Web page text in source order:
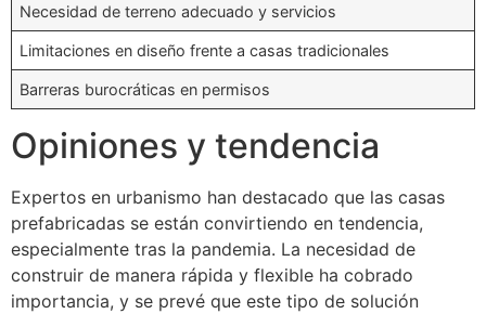
Necesidad de terreno adecuado y servicios
Limitaciones en diseño frente a casas tradicionales
Barreras burocráticas en permisos
Opiniones y tendencia
Expertos en urbanismo han destacado que las casas
prefabricadas se están convirtiendo en tendencia,
especialmente tras la pandemia. La necesidad de
construir de manera rápida y flexible ha cobrado
importancia, y se prevé que este tipo de solución